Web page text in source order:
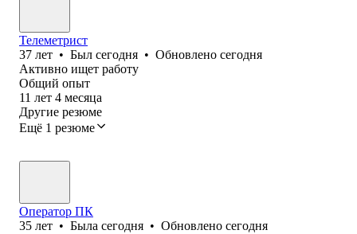
Телеметрист
37 лет • Был сегодня • Обновлено сегодня
Активно ищет работу
Общий опыт
11 лет 4 месяца
Другие резюме
Ещё 1 резюме
Оператор ПК
35 лет • Была сегодня • Обновлено сегодня